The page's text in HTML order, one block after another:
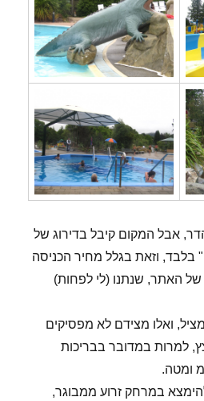
אבל המקום קיבל בדירוג של
בלבד, וזאת בגלל מחיר הכניסה
של האתר, שנתנו (לי לפחות)
ואלו מצידם לא מפסיקים
למרות במדובר בבריכות
5 צריך להימצא במרחק זרוע ממבוגר,